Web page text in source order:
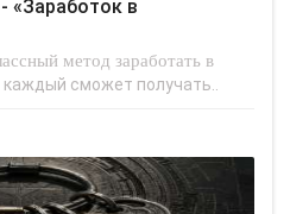
метод заработать в
сможет получать..